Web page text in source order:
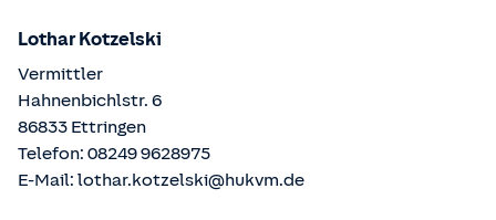
Lothar Kotzelski
Vermittler
Hahnenbichlstr. 6
86833 Ettringen
Telefon: 08249 9628975
E-Mail: lothar.kotzelski@hukvm.de